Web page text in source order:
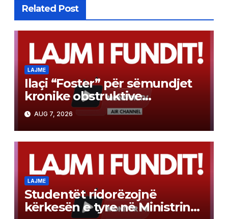
Related Post
LAJME
Ilaçi “Foster” për sëmundjet
kronike obstruktive
pulmonare sërish do të mund
të merret pa pagesë shtesë
AUG 7, 2026
LAJME
Studentët ridorëzojnë
kërkesën e tyre në Ministrinë